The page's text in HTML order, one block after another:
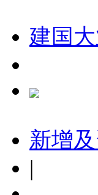
建国
新增
|